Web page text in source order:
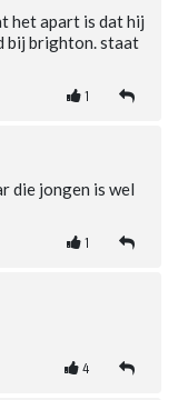
het apart is dat hij
bij brighton. staat
1
die jongen is wel
1
4